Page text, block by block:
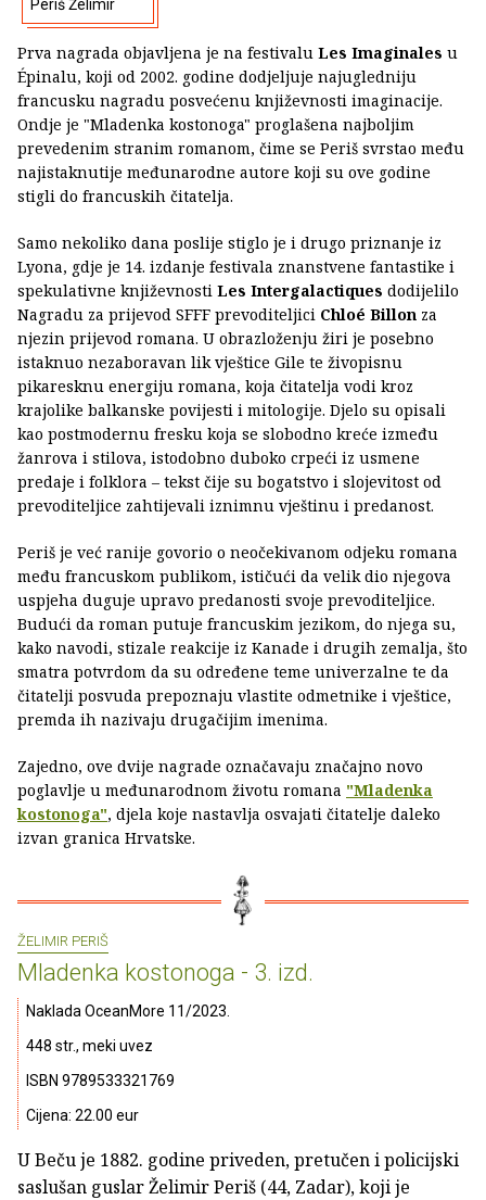
Periš Želimir
Prva nagrada objavljena je na festivalu Les Imaginales u
Épinalu, koji od 2002. godine dodjeljuje najugledniju
francusku nagradu posvećenu književnosti imaginacije.
Ondje je "Mladenka kostonoga" proglašena najboljim
prevedenim stranim romanom, čime se Periš svrstao među
najistaknutije međunarodne autore koji su ove godine
stigli do francuskih čitatelja.
Samo nekoliko dana poslije stiglo je i drugo priznanje iz
Lyona, gdje je 14. izdanje festivala znanstvene fantastike i
spekulativne književnosti Les Intergalactiques dodijelilo
Nagradu za prijevod SFFF prevoditeljici Chloé Billon za
njezin prijevod romana. U obrazloženju žiri je posebno
istaknuo nezaboravan lik vještice Gile te živopisnu
pikaresknu energiju romana, koja čitatelja vodi kroz
krajolike balkanske povijesti i mitologije. Djelo su opisali
kao postmodernu fresku koja se slobodno kreće između
žanrova i stilova, istodobno duboko crpeći iz usmene
predaje i folklora – tekst čije su bogatstvo i slojevitost od
prevoditeljice zahtijevali iznimnu vještinu i predanost.
Periš je već ranije govorio o neočekivanom odjeku romana
među francuskom publikom, ističući da velik dio njegova
uspjeha duguje upravo predanosti svoje prevoditeljice.
Budući da roman putuje francuskim jezikom, do njega su,
kako navodi, stizale reakcije iz Kanade i drugih zemalja, što
smatra potvrdom da su određene teme univerzalne te da
čitatelji posvuda prepoznaju vlastite odmetnike i vještice,
premda ih nazivaju drugačijim imenima.
Zajedno, ove dvije nagrade označavaju značajno novo
poglavlje u međunarodnom životu romana "Mladenka
kostonoga", djela koje nastavlja osvajati čitatelje daleko
izvan granica Hrvatske.
ŽELIMIR PERIŠ
Mladenka kostonoga - 3. izd.
Naklada OceanMore 11/2023.
448 str., meki uvez
ISBN 9789533321769
Cijena: 22.00 eur
U Beču je 1882. godine priveden, pretučen i policijski
saslušan guslar Želimir Periš (44, Zadar), koji je